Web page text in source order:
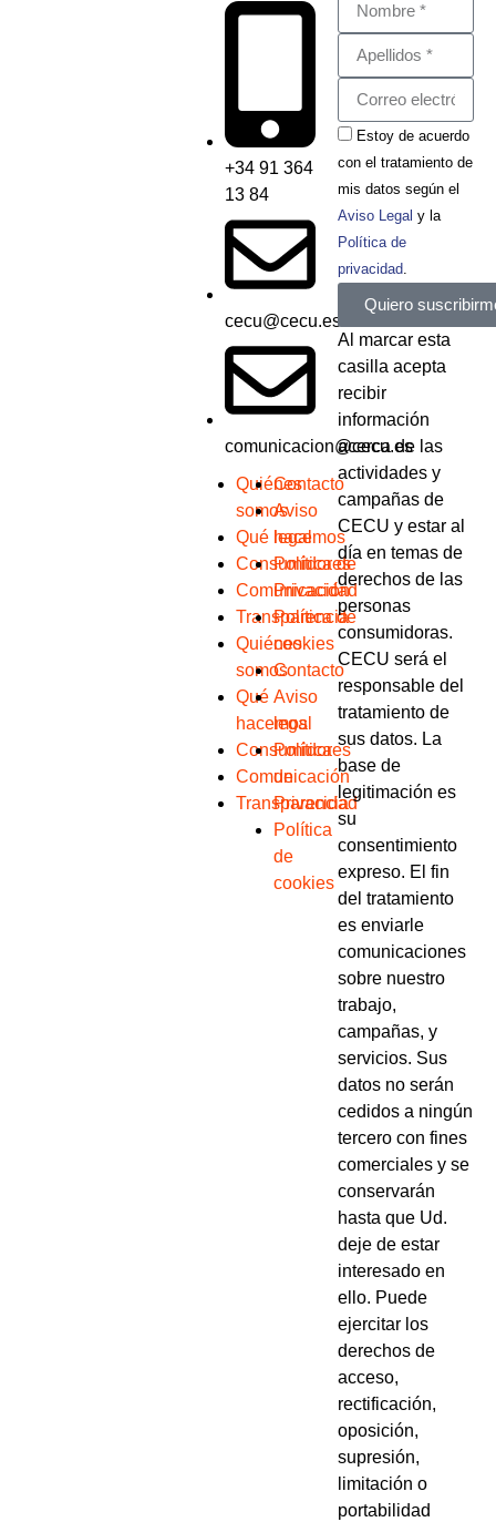
+34 91 364
13 84
cecu@cecu.es
comunicacion@cecu.es
Quiénes
somos
Qué hacemos
Consumidores
Comunicación
Transparencia
Quiénes
somos
Qué
hacemos
Consumidores
Comunicación
Transparencia
Contacto
Aviso
legal
Política de
Privacidad
Política de
cookies
Contacto
Aviso
legal
Política
de
Privacidad
Política
de
cookies
Estoy de acuerdo
con el tratamiento de
mis datos según el
Aviso Legal y la
Política de
privacidad.
Quiero
Al marcar esta
casilla acepta
recibir
información
acerca de las
actividades y
campañas de
CECU y estar al
día en temas de
derechos de las
personas
consumidoras.
CECU será el
responsable del
tratamiento de
sus datos. La
base de
legitimación es
su
consentimiento
expreso. El fin
del tratamiento
es enviarle
comunicaciones
sobre nuestro
trabajo,
campañas, y
servicios. Sus
datos no serán
cedidos a ningún
tercero con fines
comerciales y se
conservarán
hasta que Ud.
deje de estar
interesado en
ello. Puede
ejercitar los
derechos de
acceso,
rectificación,
oposición,
supresión,
limitación o
portabilidad